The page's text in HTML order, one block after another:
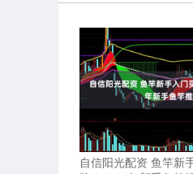
自信阳光配资 鱼竿新